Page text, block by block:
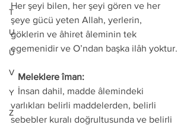
T
U
Ü
V
Y
Z
Her şeyi bilen, her şeyi gören ve her
şeye gücü yeten Allah, yerlerin,
göklerin ve âhiret âleminin tek
egemenidir ve O’ndan başka ilâh yoktur.
   Meleklere îman:
   İnsan dahil, madde âlemindeki
varlıkları belirli maddelerden, belirli
sebebler kuralı doğrultusunda ve belirli